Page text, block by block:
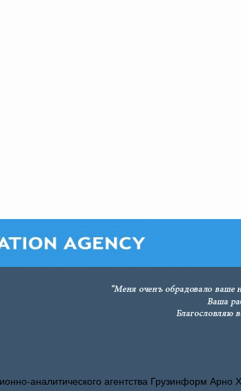
аналитического агентства Грузинформ Арно